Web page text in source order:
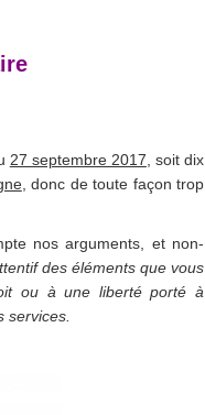
27 septembre 2017 , soit dix
, donc de toute façon trop
nos arguments, et non-
des éléments que vous
ou à une liberté porté à
services.